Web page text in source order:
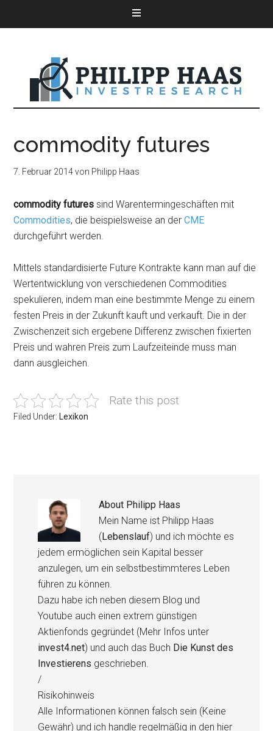
commodity futures
7. Februar 2014von Philipp Haas
commodity futures sind Warentermingeschäften mit
Commodities, die beispielsweise an derCME
durchgeführt werden.
Mittels standardisierte Future Kontrakte kann man auf die
Wertentwicklung von verschiedenen Commodities
spekulieren, indem man eine bestimmte Menge zu einem
festen Preis in der Zukunft kauft und verkauft. Die in der
Zwischenzeit sich ergebene Differenz zwischen fixierten
Preis und wahren Preis zum Laufzeiteinde muss man
dann ausgleichen.
Rate this post
Filed Under: Lexikon
About Philipp Haas
Mein Name ist Philipp Haas
(Lebenslauf) und ich möchte es
jedem ermöglichen sein Kapital besser
anzulegen, um ein selbstbestimmteres Leben
führen zu können.
Dazu habe ich neben diesem Blog und
Youtube auch einen extrem günstigen
Aktienfonds gegründet (Mehr Infos unter
invest4.net) und auch das Buch Die Kunst des
Investierens geschrieben.
/
Risikohinweis
Alle Informationen können falsch sein (Keine
Gewähr) und ich handle regelmäßig in den hier